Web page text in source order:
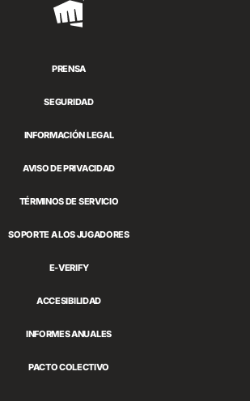
Riot
PRENSA
SEGURIDAD
INFORMACIÓN LEGAL
AVISO DE PRIVACIDAD
TÉRMINOS DE SERVICIO
SOPORTE A LOS JUGADORES
E-VERIFY
ACCESIBILIDAD
INFORMES ANUALES
PACTO COLECTIVO